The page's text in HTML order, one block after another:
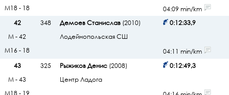
М18 - 18
04:09 min/km
42
348 Демоев Станислав(2010)
Лодейнопольская СШ
0:12:33,9
М - 42
М16 - 18
04:11 min/km
43
325 Рыжиков Денис(2008)
Центр Ладога
0:12:49,3
М - 43
М18 - 19